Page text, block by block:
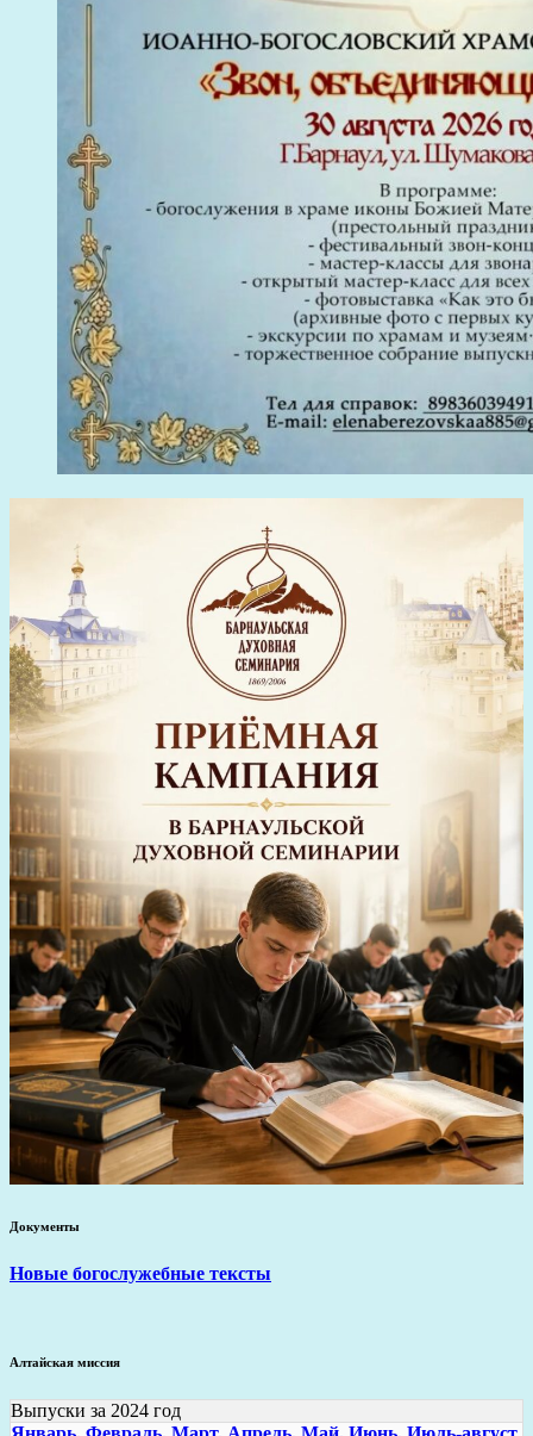
Документы
Новые богослужебные тексты
Алтайская миссия
Выпуски за 2024 год